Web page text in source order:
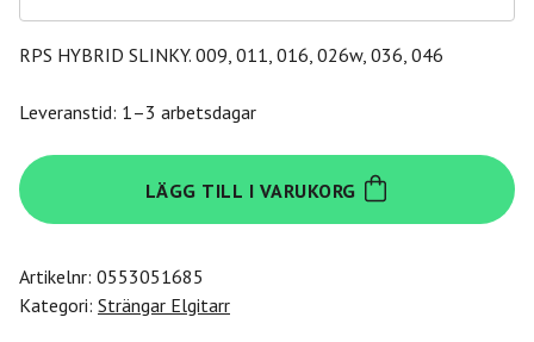
RPS HYBRID SLINKY. 009, 011, 016, 026w, 036, 046
Leveranstid: 1–3 arbetsdagar
Ernie-
Ball
RPS
Slinky
9-
LÄGG TILL I VARUKORG
Artikelnr: 0553051685
Kategori: Strängar Elgitarr